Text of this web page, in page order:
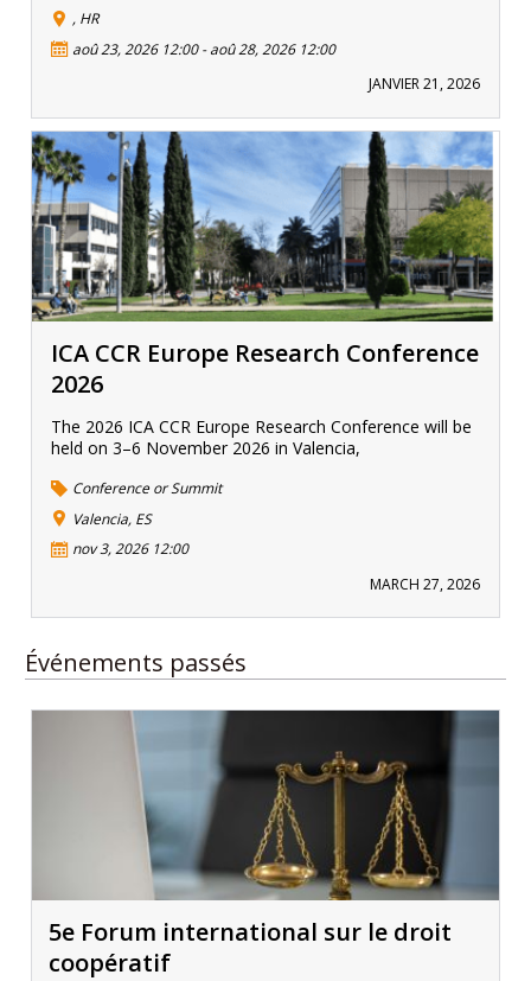
, HR
aoû 23, 2026 12:00 -aoû 28, 2026 12:00
JANVIER 21, 2026
ICA CCR Europe Research Conference
2026
The 2026 ICA CCR Europe Research Conference will be
held on 3–6 November 2026 in Valencia,
Conference or Summit
Valencia, ES
nov 3, 2026 12:00
MARCH 27, 2026
Événements passés
5e Forum international sur le droit
coopératif